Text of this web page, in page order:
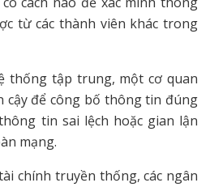
từ các thành viên khác trong
thống tập trung, một cơ quan
cậy để công bố thông tin đúng
tin sai lệch hoặc gian lận
mạng.
chính truyền thống, các ngân